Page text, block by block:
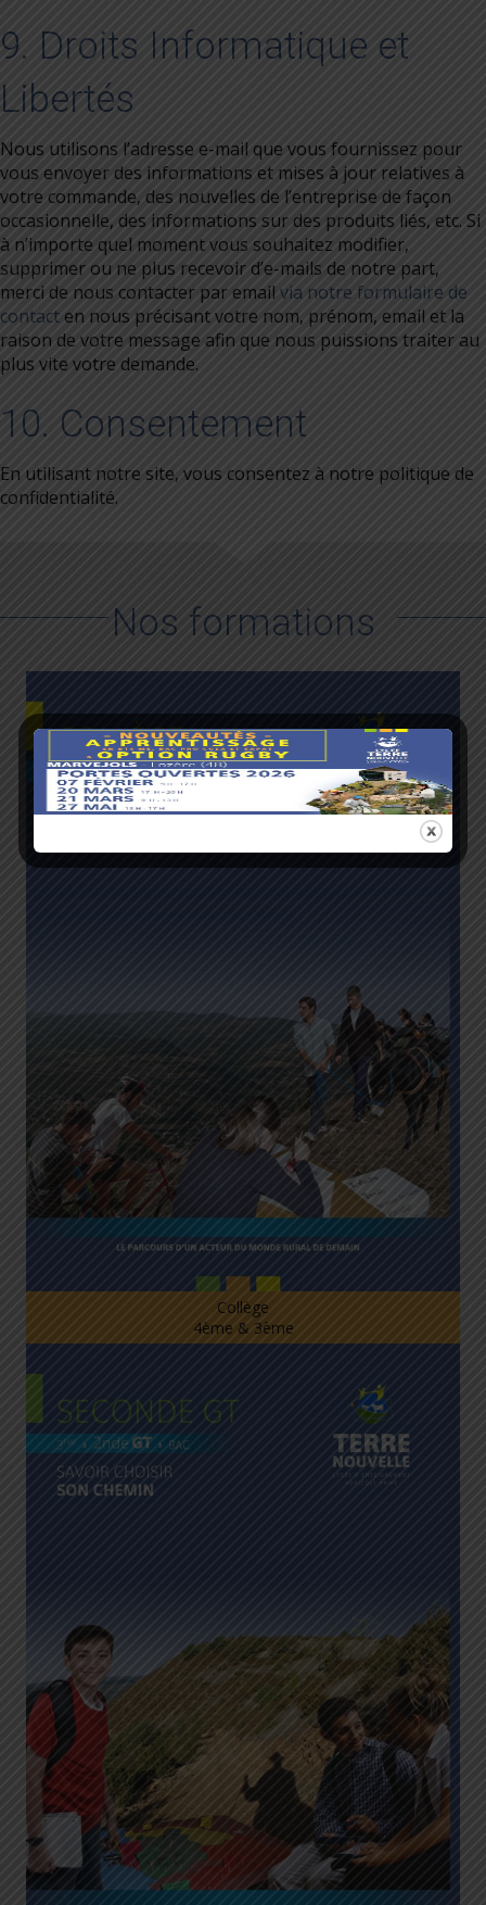
9. Droits Informatique et
Libertés
Nous utilisons l’adresse e-mail que vous fournissez pour
vous envoyer des informations et mises à jour relatives à
votre commande, des nouvelles de l’entreprise de façon
occasionnelle, des informations sur des produits liés, etc. Si
à n’importe quel moment vous souhaitez modifier,
supprimer ou ne plus recevoir d’e-mails de notre part,
merci de nous contacter par email via notre formulaire de
contacten nous précisant votre nom, prénom, email et la
raison de votre message afin que nous puissions traiter au
plus vite votre demande.
10. Consentement
En utilisant notre site, vous consentez à notre politique de
confidentialité.
Nos formations
Collège
4ème & 3ème